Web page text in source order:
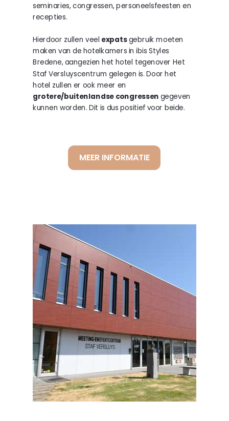
seminaries, congressen, personeelsfeesten en
recepties.
Hierdoor zullen veel expatsgebruik moeten
maken van de hotelkamers in ibis Styles
Bredene, aangezien het hotel tegenover Het
Staf Versluyscentrum gelegen is. Door het
hotel zullen er ook meer en
grotere/buitenlandse congressen gegeven
kunnen worden. Dit is dus positief voor beide.
MEER INFORMATIE